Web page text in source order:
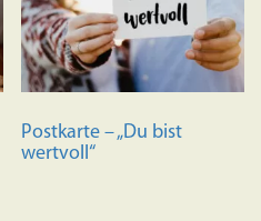
Postkarte – „Du bist
wertvoll“